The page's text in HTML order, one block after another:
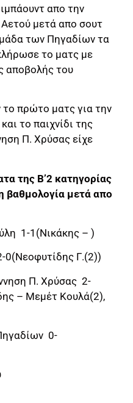
απο την
μετά απο σουτ
των Πηγαδίων τα
το ματς με
αποβολής του
πρώτο ματς για την
το παιχνίδι της
Π. Χρύσας είχε
της Β’2 κατηγορίας
βαθμολογία μετά απο
1-1(Νικάκης – )
0(Νεοφυτίδης Γ.(2))
Π. Χρύσας 2-
– Μεμέτ Κουλά(2),
0-